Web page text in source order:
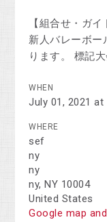
【組合せ・ガ
新人バレーボー
ります。 標記
WHEN
July 01, 2021
WHERE
sef
ny
ny
ny, NY 10004
United States
Google map